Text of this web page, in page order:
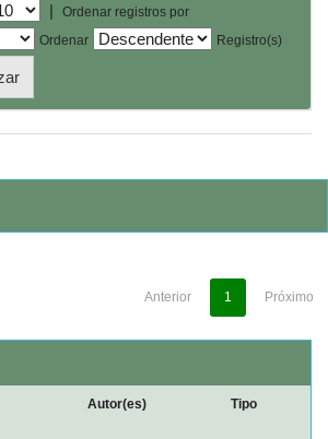
|
Ordenar registros por
Ordenar
Registro(s)
Anterior 1 Próximo
Autor(es) Tipo